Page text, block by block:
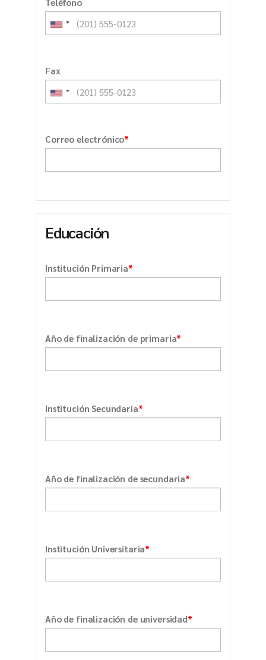
Fax
Correo electrónico*
Educación
Institución Primaria*
Año de finalización de primaria*
Institución Secundaria*
Año de finalización de secundaria*
Institución Universitaria*
Año de finalización de universidad*